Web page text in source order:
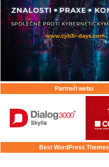
Partneři webu
Best WordPress Themes